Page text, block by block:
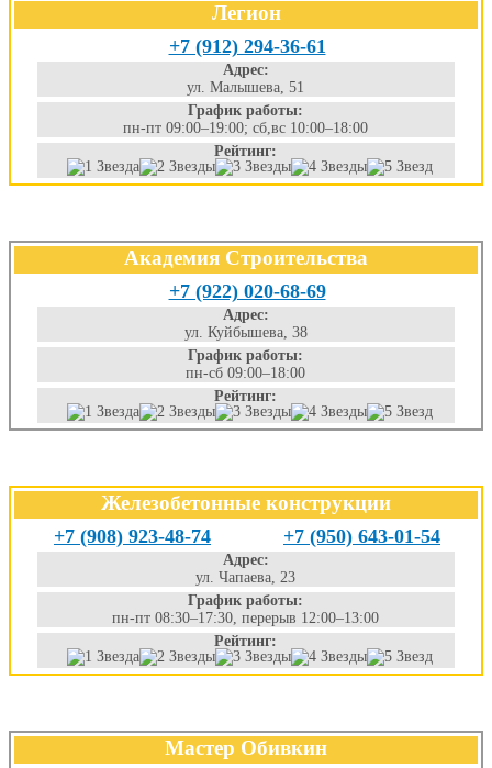
Легион
+7 (912) 294-36-61
Адрес:
ул. Малышева, 51
График работы:
пн-пт 09:00–19:00; сб,вс 10:00–18:00
Рейтинг:
Академия Строительства
+7 (922) 020-68-69
Адрес:
ул. Куйбышева, 38
График работы:
пн-сб 09:00–18:00
Рейтинг:
Железобетонные конструкции
+7 (908) 923-48-74 +7 (950) 643-01-54
Адрес:
ул. Чапаева, 23
График работы:
пн-пт 08:30–17:30, перерыв 12:00–13:00
Рейтинг:
Мастер Обивкин